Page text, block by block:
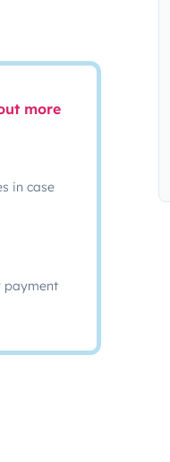
more
in case
payment